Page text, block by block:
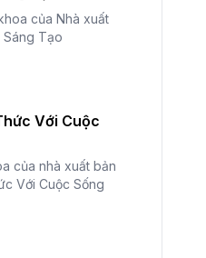
của Nhà xuất
Sáng Tạo
Với Cuộc
của nhà xuất bản
Với Cuộc Sống